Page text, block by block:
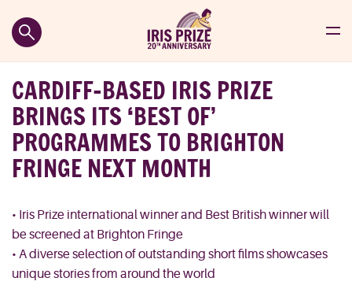
CARDIFF-BASED IRIS PRIZE
BRINGS ITS ‘BEST OF’
PROGRAMMES TO BRIGHTON
FRINGE NEXT MONTH
• Iris Prize international winner and Best British winner will
be screened at Brighton Fringe
• A diverse selection of outstanding short films showcases
unique stories from around the world